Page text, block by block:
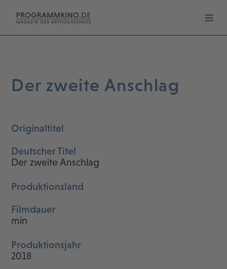
Der zweite Anschlag
Originaltitel
Deutscher Titel
Der zweite Anschlag
Produktionsland
Filmdauer
min
Produktionsjahr
2018